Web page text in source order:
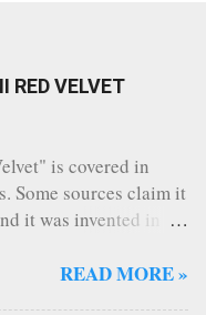
VELVET
is covered in
Some sources claim it
it was invented in
say, a Canadian
READ MORE »